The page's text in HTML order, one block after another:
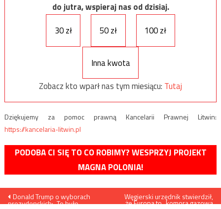
do jutra, wspieraj nas od dzisiaj.
30 zł
50 zł 100 zł
Inna kwota
Zobacz kto wparł nas tym miesiącu: Tutaj
Dziękujemy za pomoc prawną Kancelarii Prawnej Litwin:
https://kancelaria-litwin.pl
PODOBA CI SIĘ TO CO ROBIMY? WESPRZYJ PROJEKT
MAGNA POLONIA!
Nawigacja
Donald Trump o wyborach
prezydenckich: „To było
Węgierski urzędnik stwierdził,
że Europa to „komora gazowa